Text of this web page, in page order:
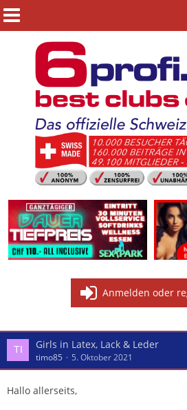
Anmelden oder
Girls in Latex, Lack & Leder
timo85 5. Oktober 2021
Hallo allerseits,